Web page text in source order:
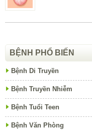
BỆNH PHỔ BIẾN
Bệnh Di Truyền
Bệnh Truyền Nhiễm
Bệnh Tuổi Teen
Bệnh Văn Phòng